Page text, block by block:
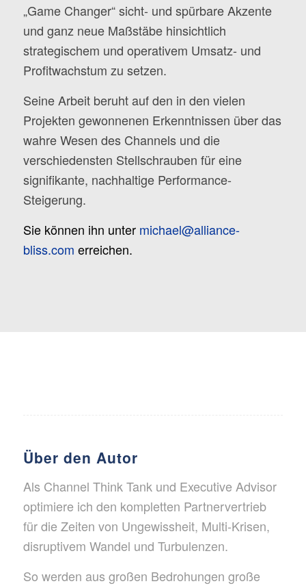
„Game Changer“ sicht- und spürbare Akzente
und ganz neue Maßstäbe hinsichtlich
strategischem und operativem Umsatz- und
Profitwachstum zu setzen.
Seine Arbeit beruht auf den in den vielen
Projekten gewonnenen Erkenntnissen über das
wahre Wesen des Channels und die
verschiedensten Stellschrauben für eine
signifikante, nachhaltige Performance-
Steigerung.
Sie können ihn unter michael@alliance-
bliss.com erreichen.
Über den Autor
Als Channel Think Tank und Executive Advisor
optimiere ich den kompletten Partnervertrieb
für die Zeiten von Ungewissheit, Multi-Krisen,
disruptivem Wandel und Turbulenzen.
So werden aus großen Bedrohungen große